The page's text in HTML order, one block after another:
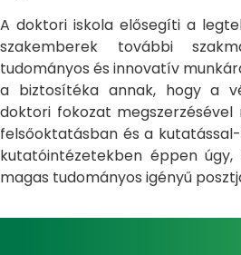
A doktori iskola elősegíti a
szakemberek további
tudományos és innovatív
a biztosítéka annak, hogy a
doktori fokozat
felsőoktatásban és a
kutatóintézetekben éppen
magas tudományos igényű